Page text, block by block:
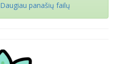
Daugiau panašių failų